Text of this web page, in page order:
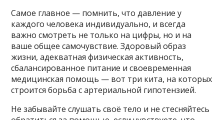
Самое главное — помнить, что давление у
каждого человека индивидуально, и всегда
важно смотреть не только на цифры, но и на
ваше общее самочувствие. Здоровый образ
жизни, адекватная физическая активность,
сбалансированное питание и своевременная
медицинская помощь — вот три кита, на которых
строится борьба с артериальной гипотензией.
Не забывайте слушать своё тело и не стесняйтесь